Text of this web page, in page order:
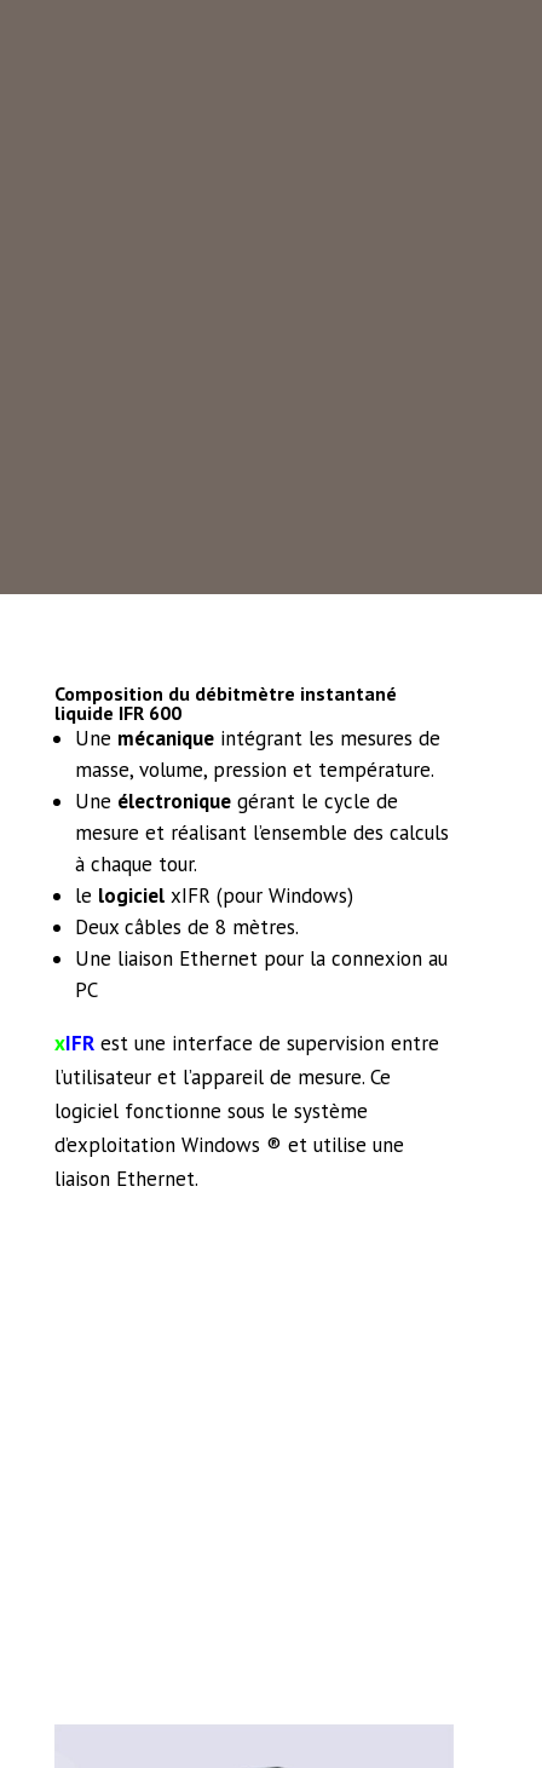
Composition du débitmètre instantané
liquide IFR 600
Une mécaniqueintégrant les mesures de
masse, volume, pression et température.
Une électroniquegérant le cycle de
mesure et réalisant l’ensemble des calculs
à chaque tour.
le logicielxIFR (pour Windows)
Deux câbles de 8 mètres.
Une liaison Ethernet pour la connexion au
PC
xIFRest une interface de supervision entre
l’utilisateur et l’appareil de mesure. Ce
logiciel fonctionne sous le système
d’exploitation Windows ® et utilise une
liaison Ethernet.